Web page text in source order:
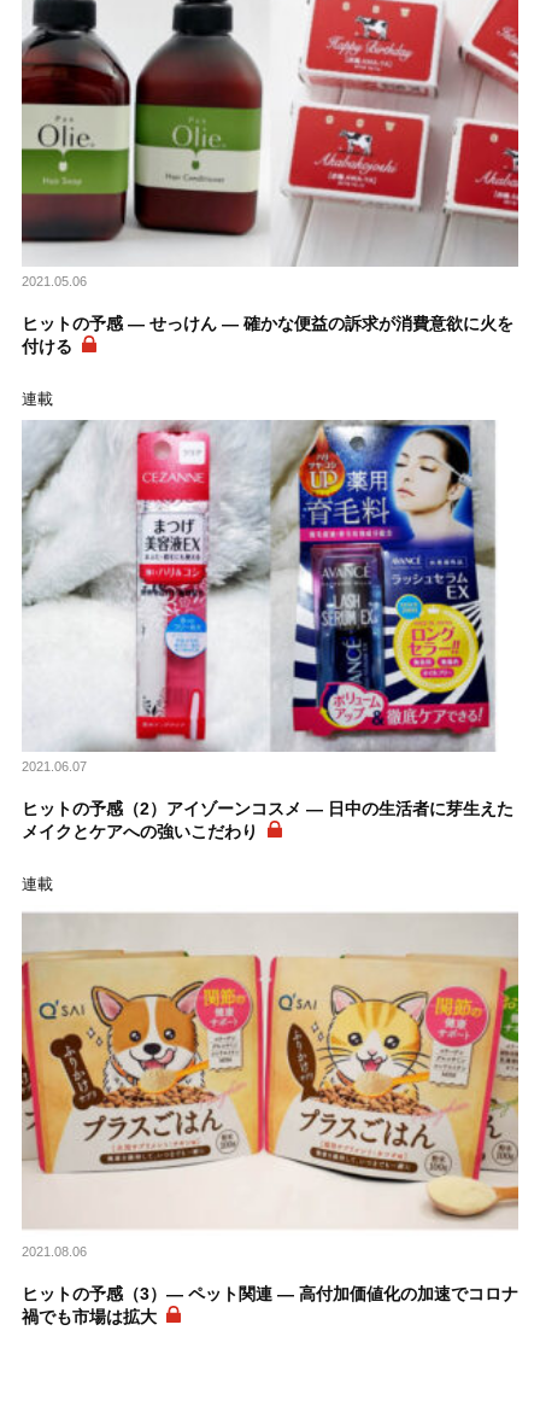
2021.05.06
ヒットの予感 ― せっけん ― 確かな便益の訴求が消費意欲に火を
付ける
連載
2021.06.07
ヒットの予感（2）アイゾーンコスメ ― 日中の生活者に芽生えた
メイクとケアへの強いこだわり
連載
2021.08.06
ヒットの予感（3）― ペット関連 ― 高付加価値化の加速でコロナ
禍でも市場は拡大